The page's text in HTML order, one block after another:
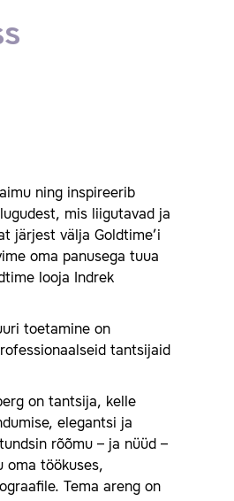
ning inspireerib
mis liigutavad ja
järjest välja Goldtime’i
oma panusega tuua
looja Indrek
toetamine on
tantsijaid
on tantsija, kelle
elegantsi ja
rõõmu – ja nüüd –
oma töökuses,
Tema areng on